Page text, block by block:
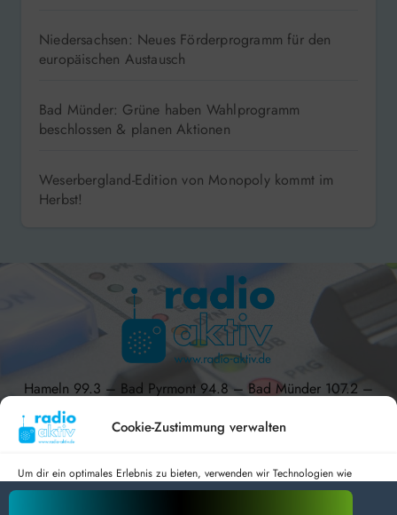
Cookie-Zustimmung verwalten
Um dir ein optimales Erlebnis zu bieten, verwenden wir Technologien wie
Cookies, um Geräteinformationen zu speichern und/oder darauf zuzugreifen.
Niedersachsen: Neues Förderprogramm für den
europäischen Austausch
Bad Münder: Grüne haben Wahlprogramm
beschlossen & planen Aktionen
Weserbergland-Edition von Monopoly kommt im
Herbst!
Hameln 99.3 – Bad Pyrmont 94.8 – Bad Münder 107.2 –
DAB+ 9C
radio aktiv e.V.